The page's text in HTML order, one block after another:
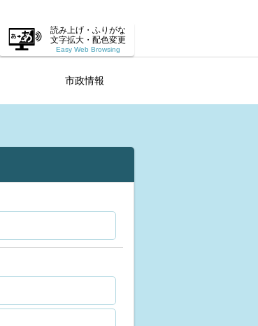
読み上げ・ふりがな
文字拡大・配色変更
Easy Web Browsing
市政情報